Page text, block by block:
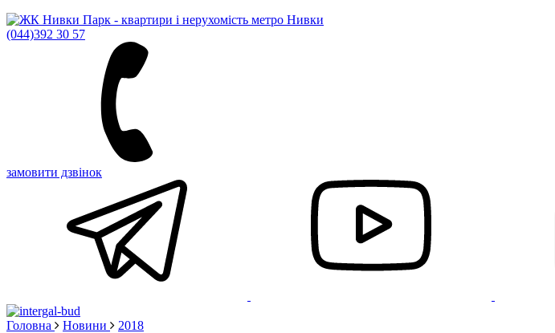
(044)392 30 57
замовити дзвінок
Головна Новини 2018